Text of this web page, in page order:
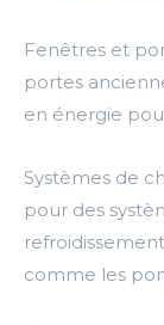
Fenêtres et
portes
en énergie
Systèmes de
pour des
comme les